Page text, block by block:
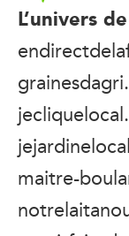
L’univers
maitre-